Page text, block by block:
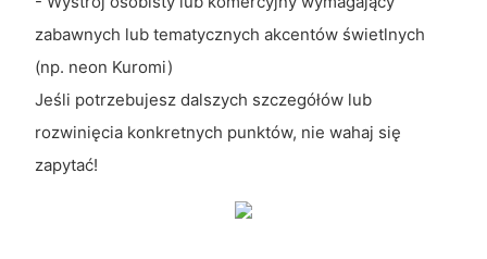
zabawnych lub tematycznych akcentów świetlnych
(np. neon Kuromi)
Jeśli potrzebujesz dalszych szczegółów lub
rozwinięcia konkretnych punktów, nie wahaj się
zapytać!